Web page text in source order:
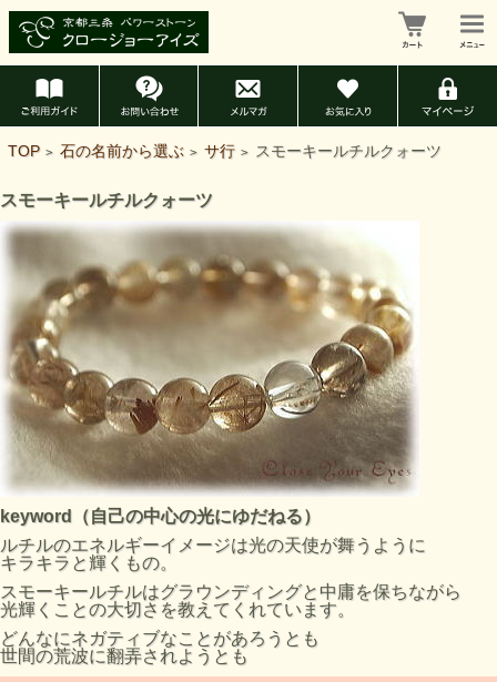
TOP > 石の名前から選ぶ > サ行 > スモーキールチルクォーツ
スモーキールチルクォーツ
keyword（自己の中心の光にゆだねる）
ルチルのエネルギーイメージは光の天使が舞うように
キラキラと輝くもの。
スモーキールチルはグラウンディングと中庸を保ちながら
光輝くことの大切さを教えてくれています。
どんなにネガティブなことがあろうとも
世間の荒波に翻弄されようとも